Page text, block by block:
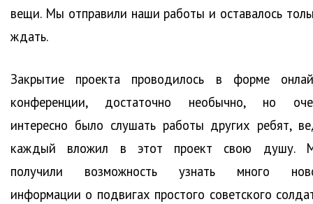
вещи. Мы отправили наши работы и оставалось
ждать.
Закрытие проекта проводилось в форме
конференции, достаточно необычно, но
интересно было слушать работы других ребят,
каждый вложил в этот проект свою душу.
получили возможность узнать много
информации о подвигах простого советского